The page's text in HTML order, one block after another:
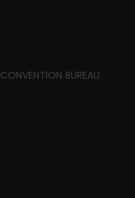
CONVENTION BUREAU